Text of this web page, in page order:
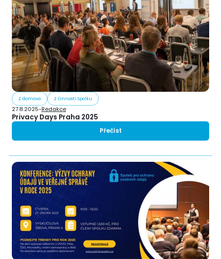
Z domova Z činnosti Spolku
27.8.2025-Redakce
Privacy Days Praha 2025
Přečíst